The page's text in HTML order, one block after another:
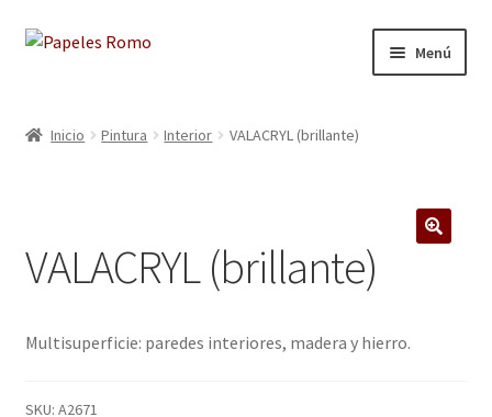
Ir
navegación
Ir
Menú
Carrito
Colecciones
Inicio Pintura Interior VALACRYL (brillante)
VALACRYL (brillante)
Multisuperficie: paredes interiores, madera y hierro.
SKU: A2671